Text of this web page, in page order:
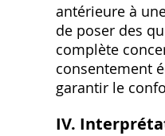
antérieure à
de poser des
complète
consentement
garantir le
IV.